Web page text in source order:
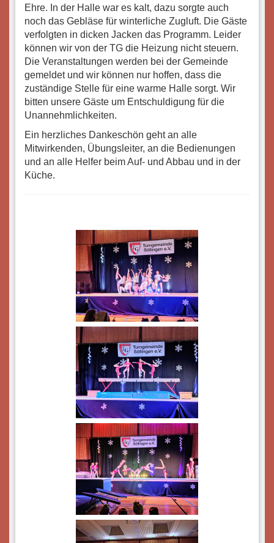
Ehre. In der Halle war es kalt, dazu sorgte auch
noch das Gebläse für winterliche Zugluft. Die Gäste
verfolgten in dicken Jacken das Programm. Leider
können wir von der TG die Heizung nicht steuern.
Die Veranstaltungen werden bei der Gemeinde
gemeldet und wir können nur hoffen, dass die
zuständige Stelle für eine warme Halle sorgt. Wir
bitten unsere Gäste um Entschuldigung für die
Unannehmlichkeiten.
Ein herzliches Dankeschön geht an alle
Mitwirkenden, Übungsleiter, an die Bedienungen
und an alle Helfer beim Auf- und Abbau und in der
Küche.